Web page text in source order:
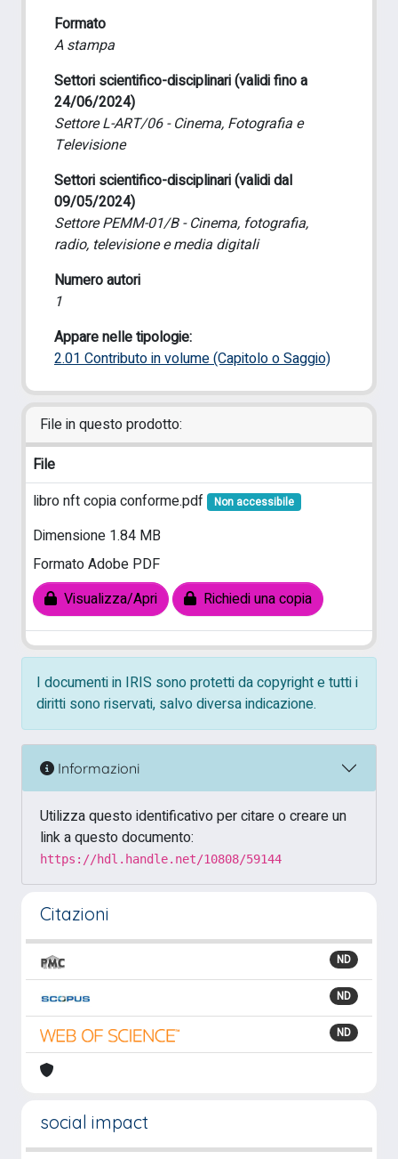
Formato
A stampa
Settori scientifico-disciplinari (validi fino a
24/06/2024)
Settore L-ART/06 - Cinema, Fotografia e
Televisione
Settori scientifico-disciplinari (validi dal
09/05/2024)
Settore PEMM-01/B - Cinema, fotografia,
radio, televisione e media digitali
Numero autori
1
Appare nelle tipologie:
2.01 Contributo in volume (Capitolo o Saggio)
File in questo prodotto:
File
libro nft copia conforme.pdf
Non accessibile
Dimensione 1.84 MB
Formato Adobe PDF
Visualizza/Apri
Richiedi una copia
I documenti in IRIS sono protetti da copyright e tutti i
diritti sono riservati, salvo diversa indicazione.
Informazioni
Utilizza questo identificativo per citare o creare un
link a questo documento:
https://hdl.handle.net/10808/59144
Citazioni
ND
ND
ND
social impact